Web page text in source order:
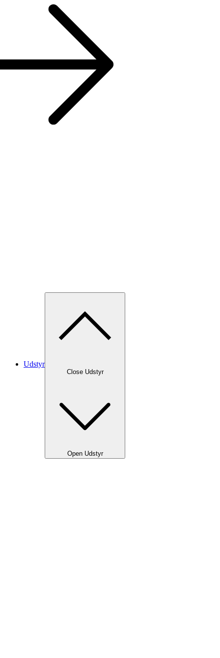
Udstyr
Close Udstyr
Open Udstyr